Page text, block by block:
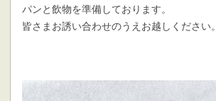
パンと飲物を準備しております。
皆さまお誘い合わせのうえお越しください。